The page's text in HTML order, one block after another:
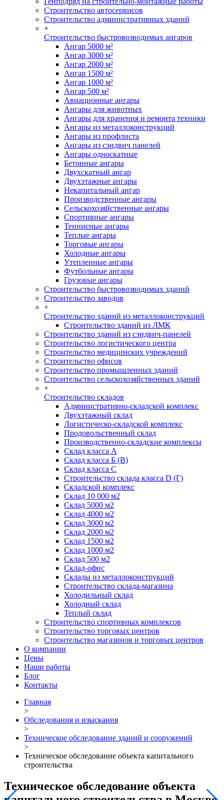
Строительство автосервисов
Строительство административных зданий
+
Строительство быстровозводимых ангаров
Ангар 5000 м²
Ангар 3000 м²
Ангар 2000 м²
Ангар 1500 м²
Ангар 1000 м²
Ангар 500 м²
Авиационные ангары
Ангары для животных
Ангары для хранения и ремонта техники
Ангары из металлоконструкций
Ангары из профлиста
Ангары из сэндвич панелей
Ангары односкатные
Бетонные ангары
Двухскатный ангар
Двухэтажные ангары
Некапитальный ангар
Производственные ангары
Сельскохозяйственные ангары
Спортивные ангары
Теннисные ангары
Теплые ангары
Торговые ангары
Холодные ангары
Утепленные ангары
Футбольные ангары
Грузовые ангары
Строительство быстровозводимых зданий
Строительство заводов
+
Строительство зданий из металлоконструкций
Строительство зданий из ЛМК
Строительство зданий из сэндвич-панелей
Строительство логистического центра
Строительство медицинских учреждений
Строительство офисов
Строительство промышленных зданий
Строительство сельскохозяйственных зданий
+
Строительство складов
Административно-складской комплекс
Двухэтажный склад
Логистическо-складской комплекс
Продовольственный склад
Производственно-складские комплексы
Склад класса А
Склад класса Б (B)
Склад класса С
Строительство склада класса D (Г)
Складской комплекс
Склад 10 000 м2
Склад 5000 м2
Склад 4000 м2
Склад 3000 м2
Склад 2000 м2
Склад 1500 м2
Склад 1000 м2
Склад 500 м2
Склад-офис
Склады из металлоконструкций
Строительство склада-магазина
Холодильный склад
Холодный склад
Теплый склад
Строительство спортивных комплексов
Строительство торговых центров
Строительство магазинов и торговых центров
О компании
Цены
Наши работы
Блог
Контакты
Главная
>
Обследования и изыскания
>
Техническое обследование зданий и сооружений
>
Техническое обследование объекта капитального
строительства
Техническое обследование объекта